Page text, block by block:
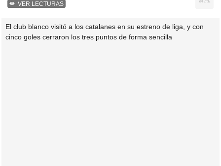
VER LECTURAS
El club blanco visitó a los catalanes en su estreno de liga, y con
cinco goles cerraron los tres puntos de forma sencilla